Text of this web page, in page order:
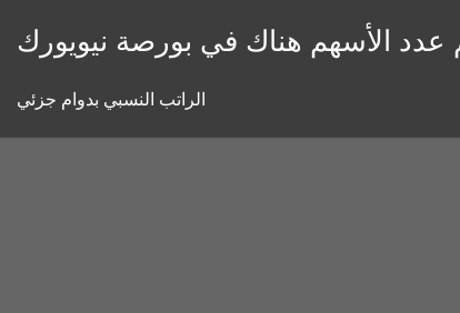
عدد الأسهم هناك في بورصة نيويورك
الراتب النسبي بدوام جزئي